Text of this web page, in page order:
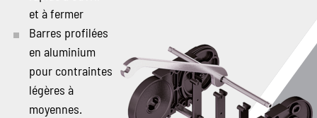
et à fermer
Barres profilées
en aluminium
pour contraintes
légères à
moyennes.